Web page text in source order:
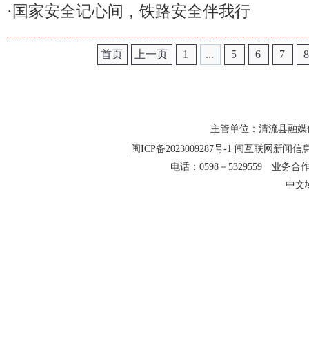
·国家安全记心间，铁路安全伴我行
首页 上一页 1 ... 5 6 7 8
主管单位：清流县融
闽ICP备2023009287号-1 闽互联网新闻信
电话：0598－5329559 业务合
中文